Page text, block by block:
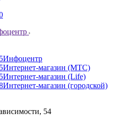
Инфоцентр
Интернет-магазин (МТС)
Интернет-магазин (Life)
Интернет-магазин (городской)
54